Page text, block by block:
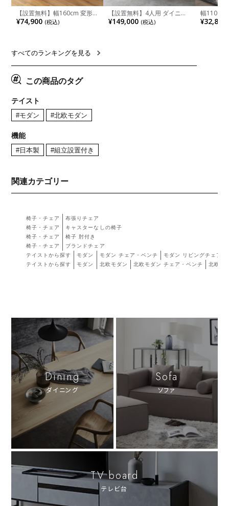
【設置無料】幅160cm 変形
半円 ダイニングテーブル モ
ルタル風 LENAS コンクリー
リア風 グレージュ
¥74,900 (税込)
【設置無料】4人用 ダイニン
グテーブルセット 5点 LUGA
セラミックテーブル おしゃれ
¥149,000 (税込)
幅110cm
木目調 リ
付き 長方
¥32,800
すべてのランキングを見る
この商品のタグ
テイスト
#モダン #北欧モダン
機能
#日本製 #組立設置付き
関連カテゴリー
椅子・チェア
布張りチェア
椅子・チェア
キャスターなしの椅子
椅子・チェア
椅子 肘付き
椅子・チェア
ブランドチェア
テイストから探す
モダン モダン チェア・ベンチ
モダン リビングチェア・
テイストから探す
モダン 北欧モダン 北欧モダン チェア・ベンチ 北欧モ
Dining
ダイニング
Sofa
ソファ
TV board
テレビ台